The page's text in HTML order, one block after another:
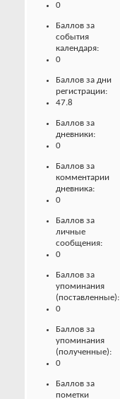
0
Баллов за
события
календаря:
0
Баллов за дни
регистрации:
47.8
Баллов за
дневники:
0
Баллов за
комментарии
дневника:
0
Баллов за
личные
сообщения:
0
Баллов за
упоминания
(поставленные):
0
Баллов за
упоминания
(полученные):
0
Баллов за
пометки